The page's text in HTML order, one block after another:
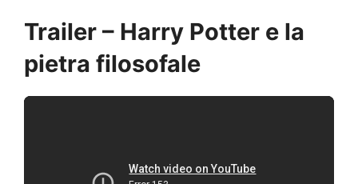
Trailer – Harry Potter e la
pietra filosofale